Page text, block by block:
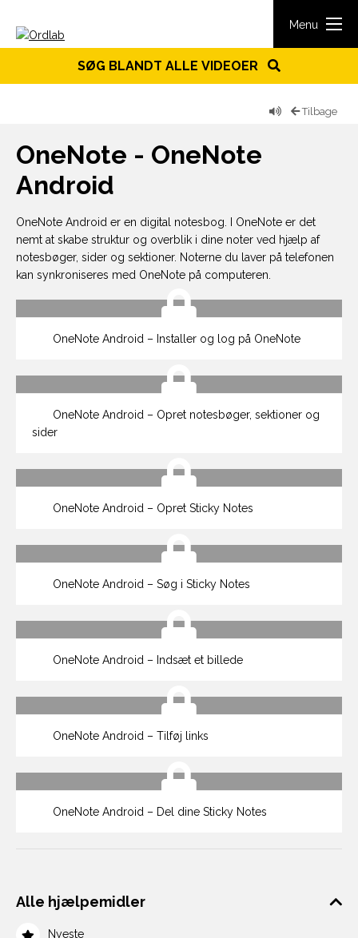
Menu
SØG BLANDT ALLE VIDEOER
Tilbage
OneNote - OneNote
Android
OneNote Android er en digital notesbog. I OneNote er det
nemt at skabe struktur og overblik i dine noter ved hjælp af
notesbøger, sider og sektioner. Noterne du laver på telefonen
kan synkroniseres med OneNote på computeren.
OneNote Android – Installer og log på OneNote
OneNote Android – Opret notesbøger, sektioner og
sider
OneNote Android – Opret Sticky Notes
OneNote Android – Søg i Sticky Notes
OneNote Android – Indsæt et billede
OneNote Android – Tilføj links
OneNote Android – Del dine Sticky Notes
Alle hjælpemidler
Nyeste